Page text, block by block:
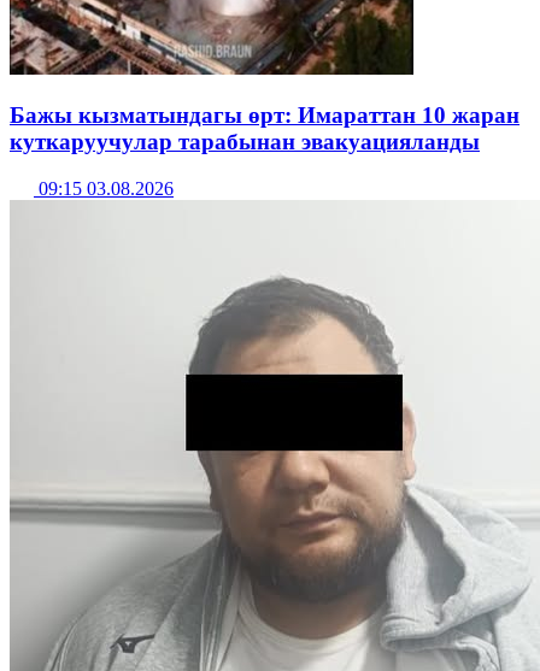
Бажы кызматындагы өрт: Имараттан 10 жаран
куткаруучулар тарабынан эвакуацияланды
09:15 03.08.2026